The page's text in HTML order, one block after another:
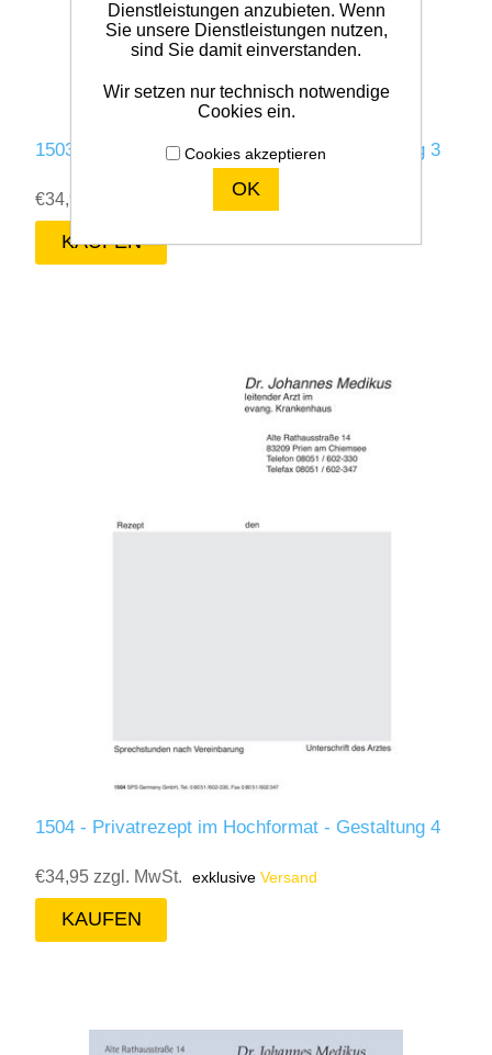
1503 - Privatrezept im Hochformat - Gestaltung 3
€34,95 zzgl. MwSt. exklusive
1504 - Privatrezept im Hochformat - Gestaltung 4
€34,95 zzgl. MwSt. exklusiveVersand
Dienstleistungen anzubieten. Wenn
Sie unsere Dienstleistungen nutzen,
sind Sie damit einverstanden.
Wir setzen nur technisch notwendige
Cookies ein.
Cookies akzeptieren
OK